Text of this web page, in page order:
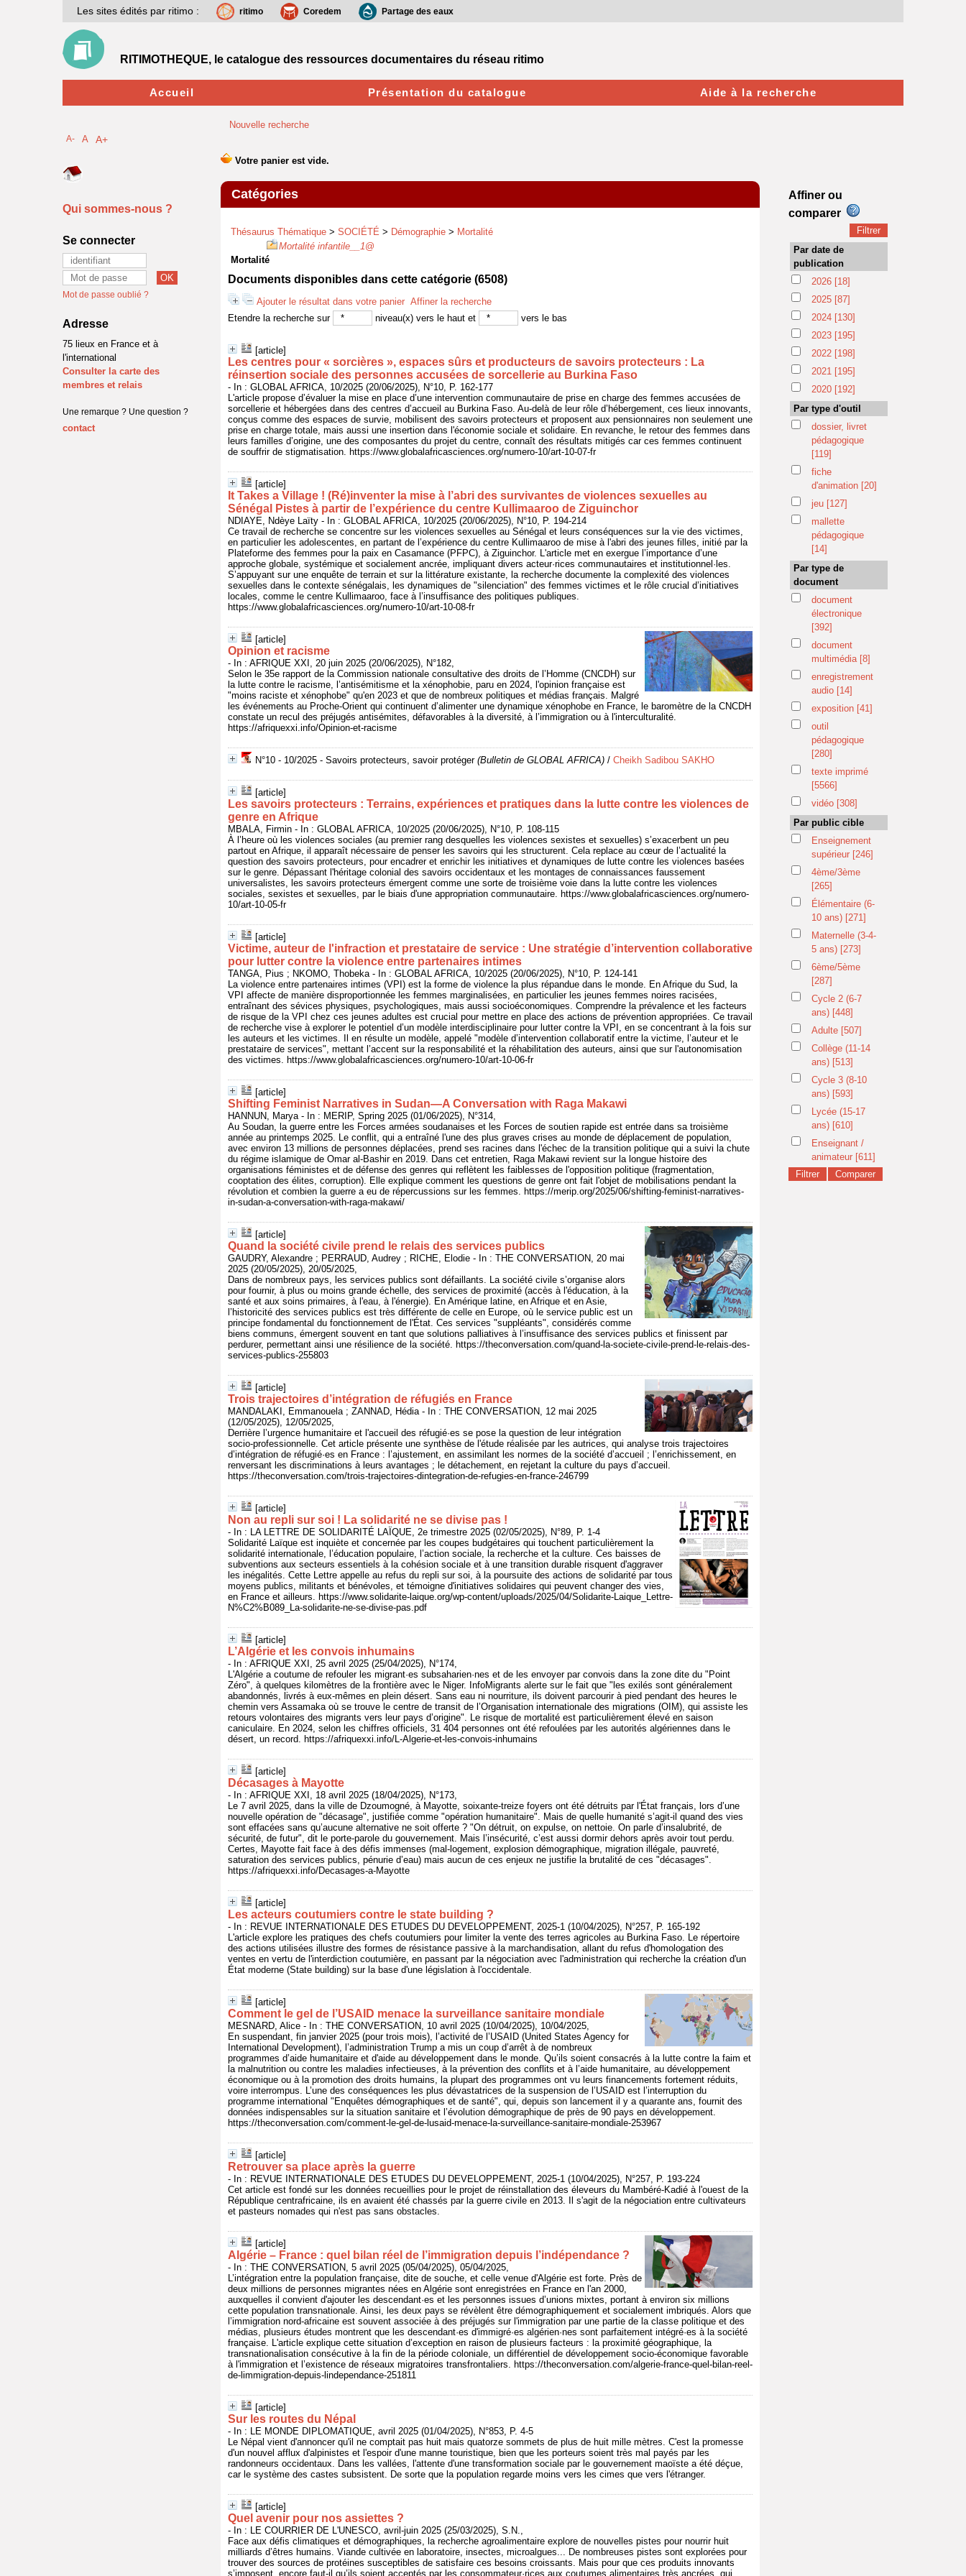
Nouvelle recherche
Catégories
Thésaurus Thématique > SOCIÉTÉ > Démographie > Mortalité
Mortalité infantile__1@
Mortalité
Documents disponibles dans cette catégorie (6508)
Ajouter le résultat dans votre panier Affiner la recherche
Etendre la recherche sur
niveau(x) vers le haut et vers le bas
[article]
Les centres pour « sorcières », espaces sûrs et producteurs de savoirs protecteurs : La
réinsertion sociale des personnes accusées de sorcellerie au Burkina Faso
- In : GLOBAL AFRICA, 10/2025 (20/06/2025), N°10, P. 162-177
L'article propose d’évaluer la mise en place d’une intervention communautaire de prise en charge des femmes accusées de
sorcellerie et hébergées dans des centres d’accueil au Burkina Faso. Au-delà de leur rôle d’hébergement, ces lieux innovants,
conçus comme des espaces de survie, mobilisent des savoirs protecteurs et proposent aux pensionnaires non seulement une
prise en charge totale, mais aussi une insertion dans l'économie sociale et solidaire. En revanche, le retour des femmes dans
leurs familles d’origine, une des composantes du projet du centre, connaît des résultats mitigés car ces femmes continuent
de souffrir de stigmatisation. https://www.globalafricasciences.org/numero-10/art-10-07-fr
[article]
It Takes a Village ! (Ré)inventer la mise à l’abri des survivantes de violences sexuelles au
Sénégal Pistes à partir de l’expérience du centre Kullimaaroo de Ziguinchor
NDIAYE, Ndèye Laïty - In : GLOBAL AFRICA, 10/2025 (20/06/2025), N°10, P. 194-214
Ce travail de recherche se concentre sur les violences sexuelles au Sénégal et leurs conséquences sur la vie des victimes,
en particulier les adolescentes, en partant de l’expérience du centre Kullimaaroo de mise à l'abri des jeunes filles, initié par la
Plateforme des femmes pour la paix en Casamance (PFPC), à Ziguinchor. L'article met en exergue l’importance d’une
approche globale, systémique et socialement ancrée, impliquant divers acteur·rices communautaires et institutionnel·les.
S’appuyant sur une enquête de terrain et sur la littérature existante, la recherche documente la complexité des violences
sexuelles dans le contexte sénégalais, les dynamiques de "silenciation" des femmes victimes et le rôle crucial d’initiatives
locales, comme le centre Kullimaaroo, face à l’insuffisance des politiques publiques.
https://www.globalafricasciences.org/numero-10/art-10-08-fr
[article]
Opinion et racisme
- In : AFRIQUE XXI, 20 juin 2025 (20/06/2025), N°182,
Selon le 35e rapport de la Commission nationale consultative des droits de l’Homme (CNCDH) sur
la lutte contre le racisme, l’antisémitisme et la xénophobie, paru en 2024, l'opinion française est
"moins raciste et xénophobe" qu'en 2023 et que de nombreux politiques et médias français. Malgré
les événements au Proche-Orient qui continuent d’alimenter une dynamique xénophobe en France, le baromètre de la CNCDH
constate un recul des préjugés antisémites, défavorables à la diversité, à l’immigration ou à l'interculturalité.
https://afriquexxi.info/Opinion-et-racisme
N°10 - 10/2025 - Savoirs protecteurs, savoir protéger(Bulletin de GLOBAL AFRICA) / Cheikh Sadibou SAKHO
[article]
Les savoirs protecteurs : Terrains, expériences et pratiques dans la lutte contre les violences de
genre en Afrique
MBALA, Firmin - In : GLOBAL AFRICA, 10/2025 (20/06/2025), N°10, P. 108-115
À l’heure où les violences sociales (au premier rang desquelles les violences sexistes et sexuelles) s’exacerbent un peu
partout en Afrique, il apparaît nécessaire de penser les savoirs qui les structurent. Cela replace au cœur de l’actualité la
question des savoirs protecteurs, pour encadrer et enrichir les initiatives et dynamiques de lutte contre les violences basées
sur le genre. Dépassant l'héritage colonial des savoirs occidentaux et les montages de connaissances faussement
universalistes, les savoirs protecteurs émergent comme une sorte de troisième voie dans la lutte contre les violences
sociales, sexistes et sexuelles, par le biais d'une appropriation communautaire. https://www.globalafricasciences.org/numero-
10/art-10-05-fr
[article]
Victime, auteur de l'infraction et prestataire de service : Une stratégie d’intervention collaborative
pour lutter contre la violence entre partenaires intimes
TANGA, Pius ; NKOMO, Thobeka - In : GLOBAL AFRICA, 10/2025 (20/06/2025), N°10, P. 124-141
La violence entre partenaires intimes (VPI) est la forme de violence la plus répandue dans le monde. En Afrique du Sud, la
VPI affecte de manière disproportionnée les femmes marginalisées, en particulier les jeunes femmes noires racisées,
entraînant des sévices physiques, psychologiques, mais aussi socioéconomiques. Comprendre la prévalence et les facteurs
de risque de la VPI chez ces jeunes adultes est crucial pour mettre en place des actions de prévention appropriées. Ce travail
de recherche vise à explorer le potentiel d’un modèle interdisciplinaire pour lutter contre la VPI, en se concentrant à la fois sur
les auteurs et les victimes. Il en résulte un modèle, appelé "modèle d’intervention collaboratif entre la victime, l’auteur et le
prestataire de services", mettant l’accent sur la responsabilité et la réhabilitation des auteurs, ainsi que sur l'autonomisation
des victimes. https://www.globalafricasciences.org/numero-10/art-10-06-fr
[article]
Shifting Feminist Narratives in Sudan—A Conversation with Raga Makawi
HANNUN, Marya - In : MERIP, Spring 2025 (01/06/2025), N°314,
Au Soudan, la guerre entre les Forces armées soudanaises et les Forces de soutien rapide est entrée dans sa troisième
année au printemps 2025. Le conflit, qui a entraîné l'une des plus graves crises au monde de déplacement de population,
avec environ 13 millions de personnes déplacées, prend ses racines dans l'échec de la transition politique qui a suivi la chute
du régime islamique de Omar al-Bashir en 2019. Dans cet entretien, Raga Makawi revient sur la longue histoire des
organisations féministes et de défense des genres qui reflètent les faiblesses de l'opposition politique (fragmentation,
cooptation des élites, corruption). Elle explique comment les questions de genre ont fait l'objet de mobilisations pendant la
révolution et combien la guerre a eu de répercussions sur les femmes. https://merip.org/2025/06/shifting-feminist-narratives-
in-sudan-a-conversation-with-raga-makawi/
[article]
Quand la société civile prend le relais des services publics
GAUDRY, Alexandre ; PERRAUD, Audrey ; RICHE, Elodie - In : THE CONVERSATION, 20 mai
2025 (20/05/2025), 20/05/2025,
Dans de nombreux pays, les services publics sont défaillants. La société civile s’organise alors
pour fournir, à plus ou moins grande échelle, des services de proximité (accès à l'éducation, à la
santé et aux soins primaires, à l'eau, à l'énergie). En Amérique latine, en Afrique et en Asie,
l’historicité des services publics est très différente de celle en Europe, où le service public est un
principe fondamental du fonctionnement de l'État. Ces services "suppléants", considérés comme
biens communs, émergent souvent en tant que solutions palliatives à l’insuffisance des services publics et finissent par
perdurer, permettant ainsi une résilience de la société. https://theconversation.com/quand-la-societe-civile-prend-le-relais-des-
services-publics-255803
[article]
Trois trajectoires d’intégration de réfugiés en France
MANDALAKI, Emmanouela ; ZANNAD, Hédia - In : THE CONVERSATION, 12 mai 2025
(12/05/2025), 12/05/2025,
Derrière l’urgence humanitaire et l'accueil des réfugié·es se pose la question de leur intégration
socio-professionnelle. Cet article présente une synthèse de l'étude réalisée par les autrices, qui analyse trois trajectoires
d’intégration de réfugié·es en France : l’ajustement, en assimilant les normes de la société d’accueil ; l’enrichissement, en
renversant les discriminations à leurs avantages ; le détachement, en rejetant la culture du pays d’accueil.
https://theconversation.com/trois-trajectoires-dintegration-de-refugies-en-france-246799
[article]
Non au repli sur soi ! La solidarité ne se divise pas !
- In : LA LETTRE DE SOLIDARITÉ LAÏQUE, 2e trimestre 2025 (02/05/2025), N°89, P. 1-4
Solidarité Laïque est inquiète et concernée par les coupes budgétaires qui touchent particulièrement la
solidarité internationale, l’éducation populaire, l’action sociale, la recherche et la culture. Ces baisses de
subventions aux secteurs essentiels à la cohésion sociale et à une transition durable risquent d'aggraver
les inégalités. Cette Lettre appelle au refus du repli sur soi, à la poursuite des actions de solidarité par tous
moyens publics, militants et bénévoles, et témoigne d'initiatives solidaires qui peuvent changer des vies,
en France et ailleurs. https://www.solidarite-laique.org/wp-content/uploads/2025/04/Solidarite-Laique_Lettre-
N%C2%B089_La-solidarite-ne-se-divise-pas.pdf
[article]
L’Algérie et les convois inhumains
- In : AFRIQUE XXI, 25 avril 2025 (25/04/2025), N°174,
L'Algérie a coutume de refouler les migrant·es subsaharien·nes et de les envoyer par convois dans la zone dite du "Point
Zéro", à quelques kilomètres de la frontière avec le Niger. InfoMigrants alerte sur le fait que "les exilés sont généralement
abandonnés, livrés à eux-mêmes en plein désert. Sans eau ni nourriture, ils doivent parcourir à pied pendant des heures le
chemin vers Assamaka où se trouve le centre de transit de l’Organisation internationale des migrations (OIM), qui assiste les
retours volontaires des migrants vers leur pays d’origine". Le risque de mortalité est particulièrement élevé en saison
caniculaire. En 2024, selon les chiffres officiels, 31 404 personnes ont été refoulées par les autorités algériennes dans le
désert, un record. https://afriquexxi.info/L-Algerie-et-les-convois-inhumains
[article]
Décasages à Mayotte
- In : AFRIQUE XXI, 18 avril 2025 (18/04/2025), N°173,
Le 7 avril 2025, dans la ville de Dzoumogné, à Mayotte, soixante-treize foyers ont été détruits par l'État français, lors d’une
nouvelle opération de "décasage", justifiée comme "opération humanitaire". Mais de quelle humanité s’agit-il quand des vies
sont effacées sans qu’aucune alternative ne soit offerte ? "On détruit, on expulse, on nettoie. On parle d’insalubrité, de
sécurité, de futur", dit le porte-parole du gouvernement. Mais l’insécurité, c’est aussi dormir dehors après avoir tout perdu.
Certes, Mayotte fait face à des défis immenses (mal-logement, explosion démographique, migration illégale, pauvreté,
saturation des services publics, pénurie d’eau) mais aucun de ces enjeux ne justifie la brutalité de ces "décasages".
https://afriquexxi.info/Decasages-a-Mayotte
[article]
Les acteurs coutumiers contre le state building ?
- In : REVUE INTERNATIONALE DES ETUDES DU DEVELOPPEMENT, 2025-1 (10/04/2025), N°257, P. 165-192
L'article explore les pratiques des chefs coutumiers pour limiter la vente des terres agricoles au Burkina Faso. Le répertoire
des actions utilisées illustre des formes de résistance passive à la marchandisation, allant du refus d'homologation des
ventes en vertu de l'interdiction coutumière, en passant par la négociation avec l'administration qui recherche la création d'un
État moderne (State building) sur la base d'une législation à l'occidentale.
[article]
Comment le gel de l’USAID menace la surveillance sanitaire mondiale
MESNARD, Alice - In : THE CONVERSATION, 10 avril 2025 (10/04/2025), 10/04/2025,
En suspendant, fin janvier 2025 (pour trois mois), l’activité de l’USAID (United States Agency for
International Development), l’administration Trump a mis un coup d’arrêt à de nombreux
programmes d’aide humanitaire et d'aide au développement dans le monde. Qu’ils soient consacrés à la lutte contre la faim et
la malnutrition ou contre les maladies infectieuses, à la prévention des conflits et à l’aide humanitaire, au développement
économique ou à la promotion des droits humains, la plupart des programmes ont vu leurs financements fortement réduits,
voire interrompus. L’une des conséquences les plus dévastatrices de la suspension de l’USAID est l’interruption du
programme international "Enquêtes démographiques et de santé", qui, depuis son lancement il y a quarante ans, fournit des
données indispensables sur la situation sanitaire et l’évolution démographique de près de 90 pays en développement.
https://theconversation.com/comment-le-gel-de-lusaid-menace-la-surveillance-sanitaire-mondiale-253967
[article]
Retrouver sa place après la guerre
- In : REVUE INTERNATIONALE DES ETUDES DU DEVELOPPEMENT, 2025-1 (10/04/2025), N°257, P. 193-224
Cet article est fondé sur les données recueillies pour le projet de réinstallation des éleveurs du Mambéré-Kadié à l'ouest de la
République centrafricaine, ils en avaient été chassés par la guerre civile en 2013. Il s'agit de la négociation entre cultivateurs
et pasteurs nomades qui n'est pas sans obstacles.
[article]
Algérie – France : quel bilan réel de l’immigration depuis l’indépendance ?
- In : THE CONVERSATION, 5 avril 2025 (05/04/2025), 05/04/2025,
L’intégration entre la population française, dite de souche, et celle venue d'Algérie est forte. Près de
deux millions de personnes migrantes nées en Algérie sont enregistrées en France en l'an 2000,
auxquelles il convient d'ajouter les descendant·es et les personnes issues d’unions mixtes, portant à environ six millions
cette population transnationale. Ainsi, les deux pays se révèlent être démographiquement et socialement imbriqués. Alors que
l’immigration nord-africaine est souvent associée à des préjugés sur l'immigration par une partie de la classe politique et des
médias, plusieurs études montrent que les descendant·es d'immigré·es algérien·nes sont parfaitement intégré·es à la société
française. L'article explique cette situation d’exception en raison de plusieurs facteurs : la proximité géographique, la
transnationalisation consécutive à la fin de la période coloniale, un différentiel de développement socio-économique favorable
à l'immigration et l’existence de réseaux migratoires transfrontaliers. https://theconversation.com/algerie-france-quel-bilan-reel-
de-limmigration-depuis-lindependance-251811
[article]
Sur les routes du Népal
- In : LE MONDE DIPLOMATIQUE, avril 2025 (01/04/2025), N°853, P. 4-5
Le Népal vient d'annoncer qu'il ne comptait pas huit mais quatorze sommets de plus de huit mille mètres. C'est la promesse
d'un nouvel afflux d'alpinistes et l'espoir d'une manne touristique, bien que les porteurs soient très mal payés par les
randonneurs occidentaux. Dans les vallées, l'attente d'une transformation sociale par le gouvernement maoïste a été déçue,
car le système des castes subsistent. De sorte que la population regarde moins vers les cimes que vers l'étranger.
[article]
Quel avenir pour nos assiettes ?
- In : LE COURRIER DE L'UNESCO, avril-juin 2025 (25/03/2025), S.N.,
Face aux défis climatiques et démographiques, la recherche agroalimentaire explore de nouvelles pistes pour nourrir huit
milliards d’êtres humains. Viande cultivée en laboratoire, insectes, microalgues... De nombreuses pistes sont explorées pour
trouver des sources de protéines susceptibles de satisfaire ces besoins croissants. Mais pour que ces produits innovants
s’imposent, encore faut-il qu’ils soient acceptés par les consommateur·rices aux coutumes alimentaires très ancrées, qui
Les sites édités par ritimo : ritimo Coredem Partage des eaux
RITIMOTHEQUE, le catalogue des ressources documentaires du réseau ritimo
Accueil Présentation du catalogue Aide à la recherche
A- A A+
Qui sommes-nous ?
Se connecter
Mot de passe oublié ?
Adresse
75 lieux en France et à
l'international
Consulter la carte des
membres et relais
Une remarque ? Une question ?
contact
Affiner ou
comparer
Par date de
publication
2026 [18]
2025 [87]
2024 [130]
2023 [195]
2022 [198]
2021 [195]
2020 [192]
Par type d'outil
dossier, livret
pédagogique
[119]
fiche
d'animation [20]
jeu [127]
mallette
pédagogique
[14]
Par type de
document
document
électronique
[392]
document
multimédia [8]
enregistrement
audio [14]
exposition [41]
outil
pédagogique
[280]
texte imprimé
[5566]
vidéo [308]
Par public cible
Enseignement
supérieur [246]
4ème/3ème
[265]
Élémentaire (6-
10 ans) [271]
Maternelle (3-4-
5 ans) [273]
6ème/5ème
[287]
Cycle 2 (6-7
ans) [448]
Adulte [507]
Collège (11-14
ans) [513]
Cycle 3 (8-10
ans) [593]
Lycée (15-17
ans) [610]
Enseignant /
animateur [611]